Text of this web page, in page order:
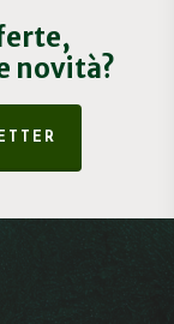
novità?